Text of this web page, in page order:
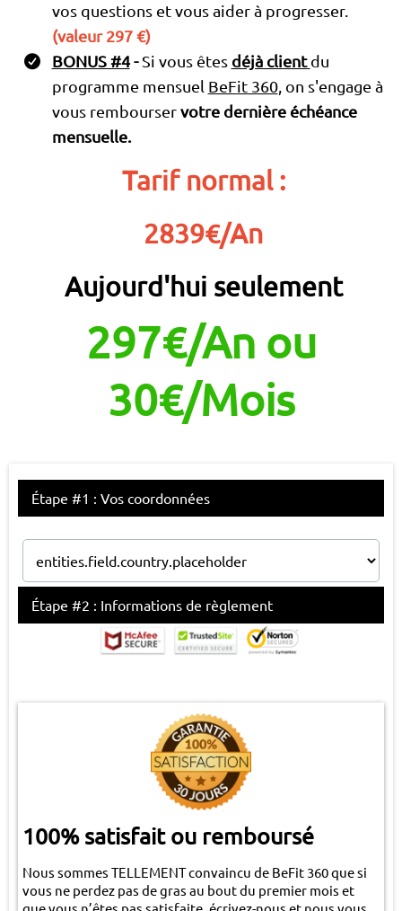
vos questions et vous aider à progresser.
(valeur 297 €)
BONUS #4-Si vous êtes déjà clientdu
programme mensuel BeFit 360, on s'engage à
vous rembourservotre dernière échéance
mensuelle.
Tarif normal :
2839€/An
Aujourd'hui seulement
297€/An ou
30€/Mois
Étape #1 : Vos coordonnées
Étape #2 : Informations de règlement
100% satisfait ou remboursé
Nous sommes TELLEMENT convaincu de BeFit 360 que si
vous ne perdez pas de gras au bout du premier mois et